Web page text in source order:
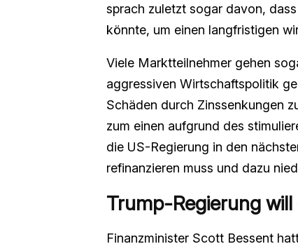
sprach zuletzt sogar davon,
könnte, um einen langfristigen
Viele Marktteilnehmer gehen
aggressiven Wirtschaftspolitik
Schäden durch Zinssenkungen
zum einen aufgrund des
die US-Regierung in den
refinanzieren muss und dazu
Trump-Regierung will
Finanzminister Scott Bessent